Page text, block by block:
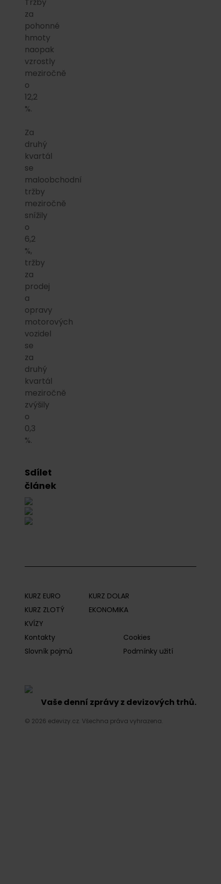
za
pohonné
hmoty
naopak
vzrostly
meziročně
o
12,2
%.
Za
druhý
kvartál
se
maloobchodní
tržby
meziročně
snížily
o
6,2
%,
tržby
za
prodej
a
opravy
motorových
vozidel
se
za
druhý
kvartál
meziročně
zvýšily
o
0,3
%.
Sdílet
článek
KURZ EURO
KURZ DOLAR
KURZ ZLOTÝ
EKONOMIKA
KVÍZY
Kontakty
Cookies
Slovník pojmů
Podmínky užití
Vaše denní zprávy z devizových trhů.
© 2026 edevizy.cz. Všechna práva vyhrazena.